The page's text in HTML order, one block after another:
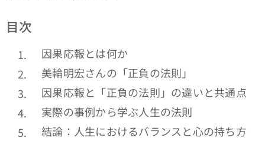
目次
因果応報とは何か
美輪明宏さんの「正負の法則」
因果応報と「正負の法則」の違いと共通点
実際の事例から学ぶ人生の法則
結論：人生におけるバランスと心の持ち方